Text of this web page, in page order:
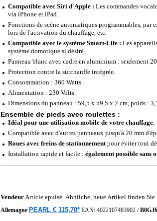
Compatible avec Siri d'Apple : Les commandes
via iPhone et iPad.
Fonctions de scène automatiques programmables,
lors de l'activation du chauffage, etc.
Compatible avec le système Smart-Life : Les
système domotique si désiré.
Panneau blanc avec cadre en aluminium : seulement
Protection contre la surchauffe intégrée.
Consommation : 360 Watts.
Alimentation : 230 Volts.
Dimensions du panneau : 59,5 x 59,5 x 2 cm, poids :
Ensemble de pieds avec roulettes :
Idéal pour une utilisation mobile de votre chauffage.
Compatible avec d'autres panneaux jusqu'à 20 mm
Roues avec freins de stationnementpour éviter tout
Installation rapide et facile : également possible sans
VendeurArticle epuisé. Ähnliche, neue Artikel finden Sie
Allemagne PEARL € 115,70* EAN: 4022107483902 /